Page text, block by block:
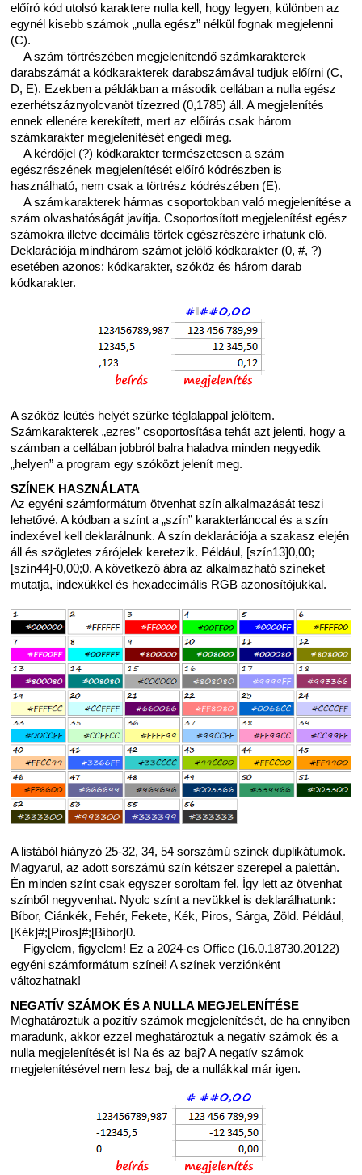
előíró kód utolsó karaktere nulla kell, hogy legyen, különben az
egynél kisebb számok „nulla egész” nélkül fognak megjelenni
(C).
A szám törtrészében megjelenítendő számkarakterek
darabszámát a kódkarakterek darabszámával tudjuk előírni (C,
D, E). Ezekben a példákban a második cellában a nulla egész
ezerhétszáznyolcvanöt tízezred (0,1785) áll. A megjelenítés
ennek ellenére kerekített, mert az előírás csak három
számkarakter megjelenítését engedi meg.
A kérdőjel (?) kódkarakter természetesen a szám
egészrészének megjelenítését előíró kódrészben is
használható, nem csak a törtrész kódrészében (E).
A számkarakterek hármas csoportokban való megjelenítése a
szám olvashatóságát javítja. Csoportosított megjelenítést egész
számokra illetve decimális törtek egészrészére írhatunk elő.
Deklarációja mindhárom számot jelölő kódkarakter (0, #, ?)
esetében azonos: kódkarakter, szóköz és három darab
kódkarakter.
A szóköz leütés helyét szürke téglalappal jelöltem.
Számkarakterek „ezres” csoportosítása tehát azt jelenti, hogy a
számban a cellában jobbról balra haladva minden negyedik
„helyen” a program egy szóközt jelenít meg.
SZÍNEK HASZNÁLATA
Az egyéni számformátum ötvenhat szín alkalmazását teszi
lehetővé. A kódban a színt a „szín” karakterlánccal és a szín
indexével kell deklarálnunk. A szín deklarációja a szakasz elején
áll és szögletes zárójelek keretezik. Például, [szín13]0,00;
[szín44]-0,00;0. A következő ábra az alkalmazható színeket
mutatja, indexükkel és hexadecimális RGB azonosítójukkal.
A listából hiányzó 25-32, 34, 54 sorszámú színek duplikátumok.
Magyarul, az adott sorszámú szín kétszer szerepel a palettán.
Én minden színt csak egyszer soroltam fel. Így lett az ötvenhat
színből negyvenhat. Nyolc színt a nevükkel is deklarálhatunk:
Bíbor, Ciánkék, Fehér, Fekete, Kék, Piros, Sárga, Zöld. Például,
[Kék]#;[Piros]#;[Bíbor]0.
Figyelem, figyelem! Ez a 2024-es Office (16.0.18730.20122)
egyéni számformátum színei! A színek verziónként
változhatnak!
NEGATÍV SZÁMOK ÉS A NULLA MEGJELENÍTÉSE
Meghatároztuk a pozitív számok megjelenítését, de ha ennyiben
maradunk, akkor ezzel meghatároztuk a negatív számok és a
nulla megjelenítését is! Na és az baj? A negatív számok
megjelenítésével nem lesz baj, de a nullákkal már igen.